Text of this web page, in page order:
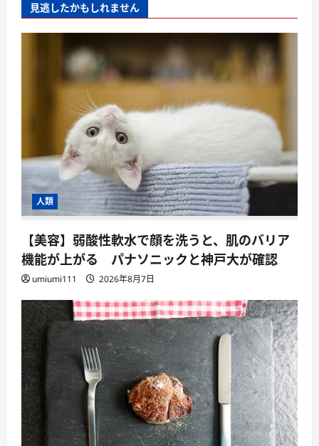
見逃したかもしれません
人類
【美容】弱酸性軟水で顔を洗うと、肌のバリア
機能が上がる パナソニックと神戸大が確認
umiumi111 2026年8月7日